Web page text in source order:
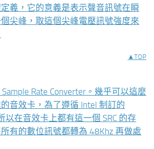
義，它的意義是表示聲音訊號在瞬
尖峰，取這個尖峰電壓訊號強度來
▲TOP
Sample Rate Converter。幾乎可以這麼
音效卡，為了遵循 Intel 制訂的
以在音效卡上都有這一個 SRC 的存
有的數位訊號都轉為 48Khz 再做處